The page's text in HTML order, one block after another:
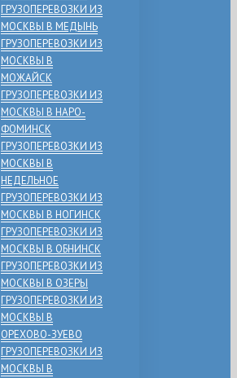
ГРУЗОПЕРЕВОЗКИ ИЗ
МОСКВЫ В МЕДЫНЬ
ГРУЗОПЕРЕВОЗКИ ИЗ
МОСКВЫ В
МОЖАЙСК
ГРУЗОПЕРЕВОЗКИ ИЗ
МОСКВЫ В НАРО-
ФОМИНСК
ГРУЗОПЕРЕВОЗКИ ИЗ
МОСКВЫ В
НЕДЕЛЬНОЕ
ГРУЗОПЕРЕВОЗКИ ИЗ
МОСКВЫ В НОГИНСК
ГРУЗОПЕРЕВОЗКИ ИЗ
МОСКВЫ В ОБНИНСК
ГРУЗОПЕРЕВОЗКИ ИЗ
МОСКВЫ В ОЗЕРЫ
ГРУЗОПЕРЕВОЗКИ ИЗ
МОСКВЫ В
ОРЕХОВО-ЗУЕВО
ГРУЗОПЕРЕВОЗКИ ИЗ
МОСКВЫ В